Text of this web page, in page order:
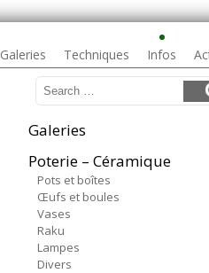
Galeries Techniques Infos
Galeries
Poterie – Céramique
Pots et boîtes
Œufs et boules
Vases
Raku
Lampes
Divers